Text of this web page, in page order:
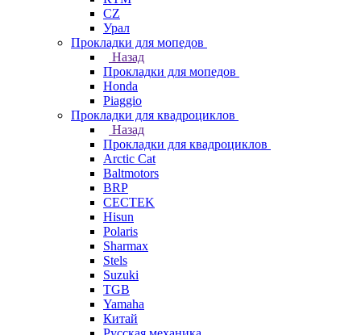
СZ
Урал
Прокладки для мопедов
Назад
Прокладки для мопедов
Honda
Piaggio
Прокладки для квадроциклов
Назад
Прокладки для квадроциклов
Arctic Cat
Baltmotors
BRP
CECTEK
Hisun
Polaris
Sharmax
Stels
Suzuki
TGB
Yamaha
Китай